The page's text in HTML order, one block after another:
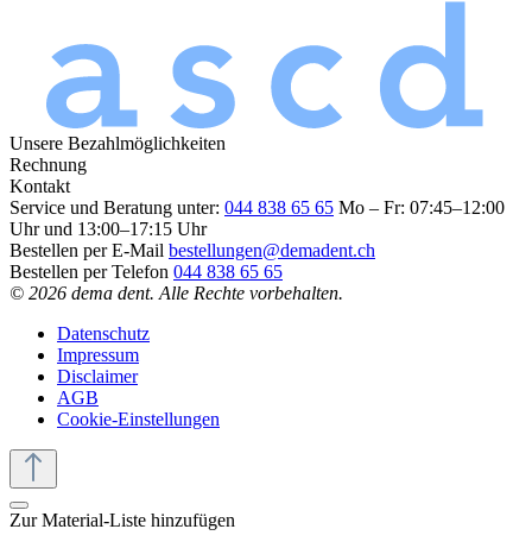
Unsere Bezahlmöglichkeiten
Rechnung
Kontakt
Service und Beratung unter: 044 838 65 65 Mo – Fr: 07:45–12:00
Uhr und 13:00–17:15 Uhr
Bestellen per E-Mail bestellungen@demadent.ch
Bestellen per Telefon 044 838 65 65
© 2026 dema dent. Alle Rechte vorbehalten.
Datenschutz
Impressum
Disclaimer
AGB
Cookie-Einstellungen
Zur Material-Liste hinzufügen